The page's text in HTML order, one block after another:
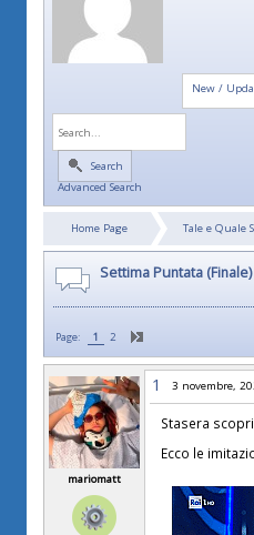
New /
Search
Advanced Search
Home Page Tale e Quale
Settima Puntata
Page: 1 2
mariomatt
1 3 novembre,
Stasera
Ecco le